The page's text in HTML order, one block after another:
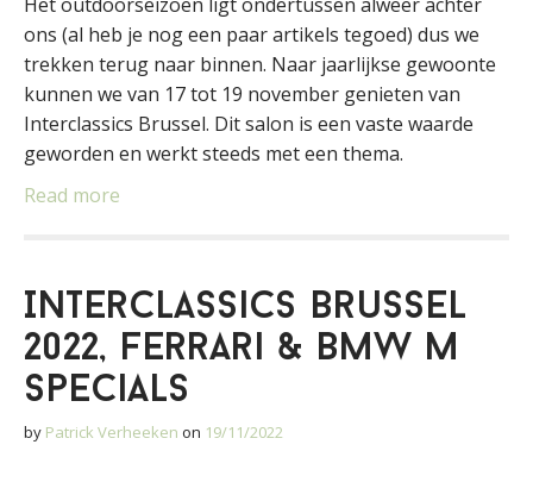
ons (al heb je nog een paar artikels tegoed) dus we
trekken terug naar binnen. Naar jaarlijkse gewoonte
kunnen we van 17 tot 19 november genieten van
Interclassics Brussel. Dit salon is een vaste waarde
geworden en werkt steeds met een thema.
Read more
Interclassics Brussel
2022, Ferrari & BMW M
specials
by Patrick Verheeken on 19/11/2022